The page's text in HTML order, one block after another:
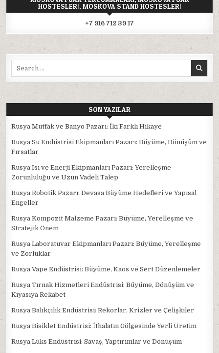
HOSTESLERI, MOSKOVA STAND HOSTESLERI
+7 916 712 39 17
SON YAZILAR
Rusya Mutfak ve Banyo Pazarı: İki Farklı Hikaye
Rusya Su Endüstrisi Ekipmanları Pazarı: Büyüme, Dönüşüm ve
Fırsatlar
Rusya Isı ve Enerji Ekipmanları Pazarı: Yerelleşme
Zorunluluğu ve Uzun Vadeli Talep
Rusya Robotik Pazarı: Devasa Büyüme Hedefleri ve Yapısal
Engeller
Rusya Kompozit Malzeme Pazarı: Büyüme, Yerelleşme ve
Stratejik Önem
Rusya Laboratuvar Ekipmanları Pazarı: Büyüme, Yerelleşme
ve Zorluklar
Rusya Vape Endüstrisi: Büyüme, Kaos ve Sert Düzenlemeler
Rusya Tırnak Hizmetleri Endüstrisi: Büyüme, Dönüşüm ve
Kıyasıya Rekabet
Rusya Balıkçılık Endüstrisi: Rekorlar, Krizler ve Çelişkiler
Rusya Bisiklet Endüstrisi: İthalatın Gölgesinde Yerli Üretim
Rusya Lüks Endüstrisi: Savaş, Yaptırımlar ve Dönüşüm